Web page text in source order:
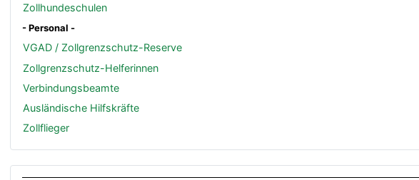
Zollhundeschulen
- Personal -
VGAD / Zollgrenzschutz-Reserve
Zollgrenzschutz-Helferinnen
Verbindungsbeamte
Ausländische Hilfskräfte
Zollflieger